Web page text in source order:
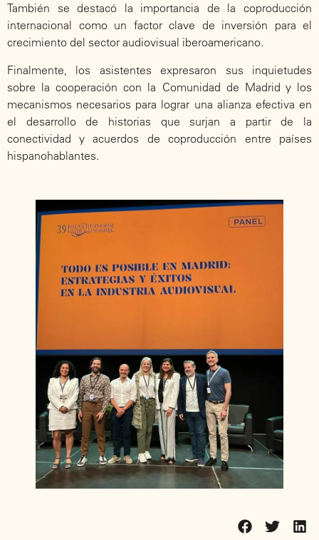
También se destacó la importancia de la coproducción
internacional como un factor clave de inversión para el
crecimiento del sector audiovisual iberoamericano.
Finalmente, los asistentes expresaron sus inquietudes
sobre la cooperación con la Comunidad de Madrid y los
mecanismos necesarios para lograr una alianza efectiva en
el desarrollo de historias que surjan a partir de la
conectividad y acuerdos de coproducción entre países
hispanohablantes.